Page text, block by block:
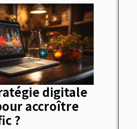
digitale
accroître
?